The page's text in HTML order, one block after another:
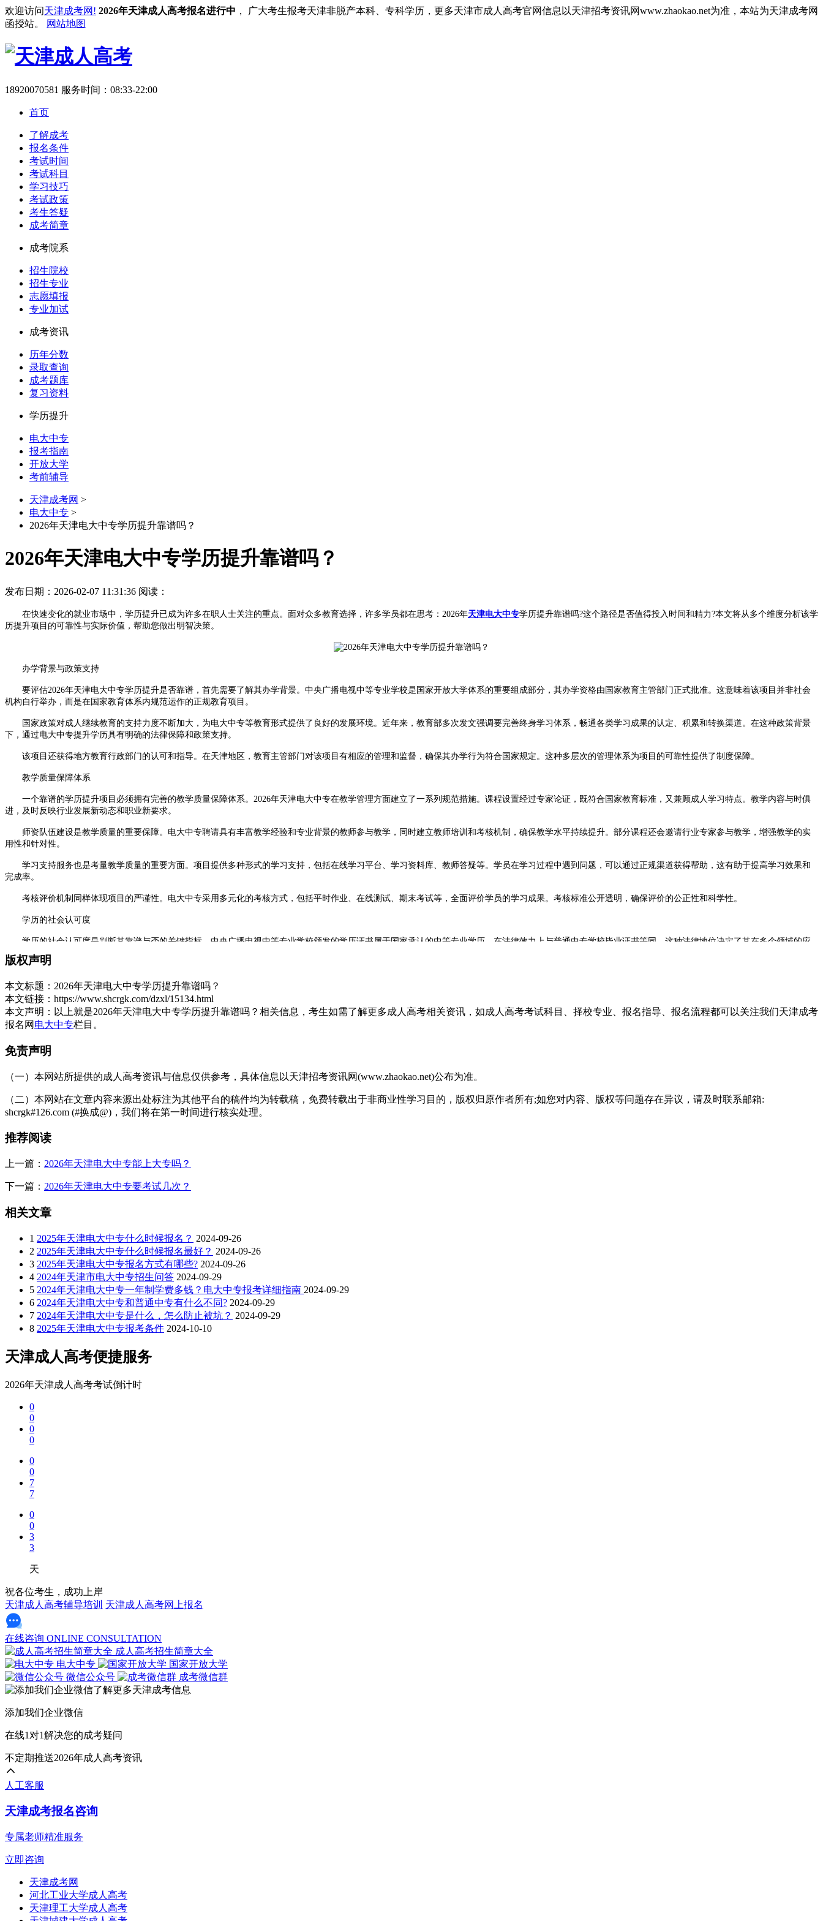
欢迎访问天津成考网! 2026年天津成人高考报名进行中 ， 广大考生报考天津非脱产本科、专科学历，更多天津市成人高考官网信息以天津招考资讯网www.zhaokao.net为准，本站为天津成考网
函授站。
网站地图
18920070581 服务时间：08:33-22:00
首页
了解成考
报名条件
考试时间
考试科目
学习技巧
考试政策
考生答疑
成考简章
成考院系
招生院校
招生专业
志愿填报
专业加试
成考资讯
历年分数
录取查询
成考题库
复习资料
学历提升
电大中专
报考指南
开放大学
考前辅导
天津成考网 >
电大中专 >
2026年天津电大中专学历提升靠谱吗？
2026年天津电大中专学历提升靠谱吗？
发布日期：2026-02-07 11:31:36 阅读：
在快速变化的就业市场中，学历提升已成为许多在职人士关注的重点。面对众多教育选择，许多学员都在思考：2026年天津电大中专学历提升靠谱吗?这个路径是否值得投入时间和精力?本文将从多个维度分析该学
历提升项目的可靠性与实际价值，帮助您做出明智决策。
办学背景与政策支持
要评估2026年天津电大中专学历提升是否靠谱，首先需要了解其办学背景。中央广播电视中等专业学校是国家开放大学体系的重要组成部分，其办学资格由国家教育主管部门正式批准。这意味着该项目并非社会
机构自行举办，而是在国家教育体系内规范运作的正规教育项目。
国家政策对成人继续教育的支持力度不断加大，为电大中专等教育形式提供了良好的发展环境。近年来，教育部多次发文强调要完善终身学习体系，畅通各类学习成果的认定、积累和转换渠道。在这种政策背景
下，通过电大中专提升学历具有明确的法律保障和政策支持。
该项目还获得地方教育行政部门的认可和指导。在天津地区，教育主管部门对该项目有相应的管理和监督，确保其办学行为符合国家规定。这种多层次的管理体系为项目的可靠性提供了制度保障。
教学质量保障体系
一个靠谱的学历提升项目必须拥有完善的教学质量保障体系。2026年天津电大中专在教学管理方面建立了一系列规范措施。课程设置经过专家论证，既符合国家教育标准，又兼顾成人学习特点。教学内容与时俱
进，及时反映行业发展新动态和职业新要求。
师资队伍建设是教学质量的重要保障。电大中专聘请具有丰富教学经验和专业背景的教师参与教学，同时建立教师培训和考核机制，确保教学水平持续提升。部分课程还会邀请行业专家参与教学，增强教学的实
用性和针对性。
学习支持服务也是考量教学质量的重要方面。项目提供多种形式的学习支持，包括在线学习平台、学习资料库、教师答疑等。学员在学习过程中遇到问题，可以通过正规渠道获得帮助，这有助于提高学习效果和
完成率。
考核评价机制同样体现项目的严谨性。电大中专采用多元化的考核方式，包括平时作业、在线测试、期末考试等，全面评价学员的学习成果。考核标准公开透明，确保评价的公正性和科学性。
学历的社会认可度
学历的社会认可度是判断其靠谱与否的关键指标。中央广播电视中等专业学校颁发的学历证书属于国家承认的中等专业学历，在法律效力上与普通中专学校毕业证书等同。这种法律地位决定了其在多个领域的应
用价值。
个学历具有实际意义。
在继续教育衔接方面，该学历为后续升学提供了基础。持有电大中专学历的学员，符合报考成人高等教育高起专、高起本层次的条件，可以进一步深造获得更高层次学历。这种教育衔接体现了该学历在教育体系
中的定位和价值。
了解2026年天津电大中专学历提升是否靠谱，还需要关注学习过程的特点。该项目采用灵活的学习方式，主要以远程教育为主，结合必要的面授辅导。这种模式特别适合在职人员，可以在不影响工作的情况下完
成学业。
学习自主性是该项目的一个重要特点。学员需要具备较强的自我管理能力，按照学习计划安排学习时间，按时完成学习任务。这种学习方式既是对学员的挑战，也是培养自主学习能力的机会。
学习支持系统可以帮助学员应对挑战。学校提供完善的学习支持服务，包括学习指导、进度提醒、问题解答等。学员在学习过程中遇到困难，可以及时获得帮助，提高学习效率和完成率。
学习效果的实现需要学员的主动参与。与传统的全日制教育不同，成人继续教育更强调学员的主体作用。学员的学习态度、投入程度和坚持性，直接影响最终的学习效果。
投入产出比分析
算。
时间投入方面，学员可以根据自己的情况灵活安排学习进度。最短可以在一年左右完成学业，最长时间根据学校规定可达三年以上。这种弹性安排减少了学习与工作生活的冲突，降低了机会成本。
学习获得的知识和技能可以直接应用于工作实践。许多专业课程内容与实际工作密切相关，学员在学习过程中就能将知识转化为工作能力。这种学以致用的特点增强了学习的实用性。
从长远看，学历提升可能带来的职业发展机会和收入提升，往往远超学习投入。特别是对于那些因学历限制职业发展的学员来说，这种投资回报更为明显。
风险识别与防范
任何教育选择都存在一定风险，了解这些风险并做好防范很重要。信息不对称是常见风险之一，部分机构可能夸大宣传或提供不实信息。防范这种风险的最好方法是选择正规授权机构，并通过官方渠道核实信
息。
学习中断是另一个可能的风险。成人学员可能因为工作变动、家庭原因等中断学习，影响学习进度和效果。制定合理的学习计划，保持良好的学习习惯，有助于降低这种风险。
2026年
建议考虑该项目的学员：首先，明确自己的学习目标和需求;其次，选择正规授权的教学中心报名;再次，制定切实可行的学习计划;最后，保持积极的学习态度，坚持完成学业。
对于那些希望通过继续教育获得国家承认学历、提升职业竞争力的学员来说，这是一个值得认真考虑的选择。只要通过正规途径，认真学习，就能获得有价值的学历认证，为个人发展增添动力。
教育投资是长期投资，学历提升只是起点而非终点。重要的是在学习过程中获得的知识、技能和成长，这些将成为未来发展的坚实基础。选择2026年天津电大中专学历提升，就是为自己开启一扇继续成长的大
展开全文
版权声明
本文标题： 2026年天津电大中专学历提升靠谱吗？
本文链接： https://www.shcrgk.com/dzxl/15134.html
本文声明： 以上就是2026年天津电大中专学历提升靠谱吗？相关信息，考生如需了解更多成人高考相关资讯，如成人高考考试科目、择校专业、报名指导、报名流程都可以关注我们天津成考
报名网 电大中专栏目。
免责声明
（一）本网站所提供的成人高考资讯与信息仅供参考，具体信息以天津招考资讯网(www.zhaokao.net)公布为准。
（二）本网站在文章内容来源出处标注为其他平台的稿件均为转载稿，免费转载出于非商业性学习目的，版权归原作者所有;如您对内容、版权等问题存在异议，请及时联系邮箱:
shcrgk#126.com (#换成@)，我们将在第一时间进行核实处理。
推荐阅读
上一篇： 2026年天津电大中专能上大专吗？
下一篇： 2026年天津电大中专要考试几次？
相关文章
1 2025年天津电大中专什么时候报名？ 2024-09-26
2 2025年天津电大中专什么时候报名最好？ 2024-09-26
3 2025年天津电大中专报名方式有哪些? 2024-09-26
4 2024年天津市电大中专招生问答 2024-09-29
5 2024年天津电大中专一年制学费多钱？电大中专报考详细指南 2024-09-29
6 2024年天津电大中专和普通中专有什么不同? 2024-09-29
7 2024年天津电大中专是什么，怎么防止被坑？ 2024-09-29
8 2025年天津电大中专报考条件 2024-10-10
天津成人高考便捷服务
2026年天津成人高考考试倒计时
0
0
0
0
0
0
7
7
0
0
3
3
天
祝各位考生，成功上岸
天津成人高考辅导培训 天津成人高考网上报名
在线咨询 ONLINE CONSULTATION
成人高考招生简章大全
电大中专
国家开放大学
微信公众号
成考微信群
添加我们企业微信
在线1对1解决您的成考疑问
不定期推送2026年成人高考资讯
人工客服
天津成考报名咨询
专属老师精准服务
立即咨询
天津成考网
河北工业大学成人高考
天津理工大学成人高考